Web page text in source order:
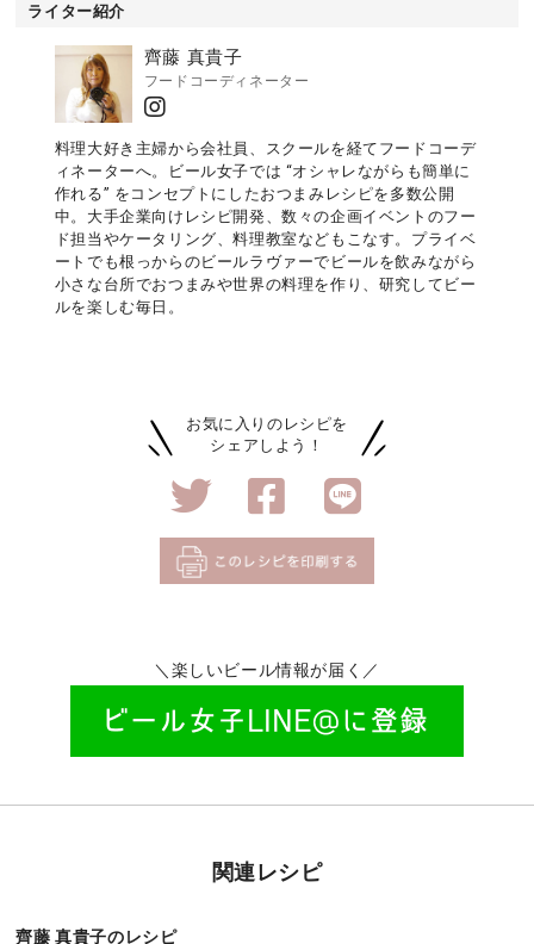
ライター紹介
齊藤 真貴子
フードコーディネーター
料理大好き主婦から会社員、スクールを経てフードコーデ
ィネーターへ。ビール女子では “オシャレながらも簡単に
作れる” をコンセプトにしたおつまみレシピを多数公開
中。大手企業向けレシピ開発、数々の企画イベントのフー
ド担当やケータリング、料理教室などもこなす。プライベ
ートでも根っからのビールラヴァーでビールを飲みながら
小さな台所でおつまみや世界の料理を作り、研究してビー
ルを楽しむ毎日。
お気に入りのレシピを
シェアしよう！
＼楽しいビール情報が届く／
関連レシピ
齊藤 真貴子のレシピ